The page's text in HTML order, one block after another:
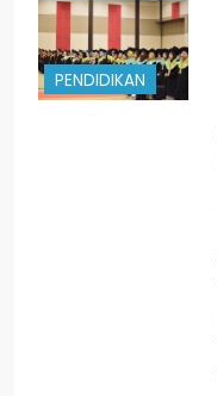
PENDIDIKAN